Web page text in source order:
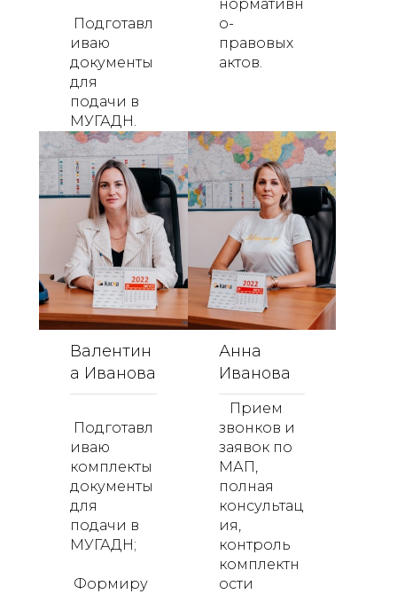
Подготавл
иваю
документы
для
подачи в
МУГАДН.
нормативн
о-
правовых
актов.
Валентин
а Иванова​​​​​​​
Подготавл
иваю
комплекты
документы
для
подачи в
МУГАДН;
Формиру
Анна
Иванова​​​​​​​
Прием
звонков и
заявок по
МАП,
полная
консультац
ия,
контроль
комплектн
ости